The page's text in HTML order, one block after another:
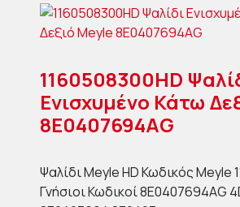
1160508300HD
Ενισχυμένο Κάτω
8E0407694AG
Ψαλίδι Meyle HD Κωδικός Meyle
Γνήσιοι Κωδικοί 8E0407694AG